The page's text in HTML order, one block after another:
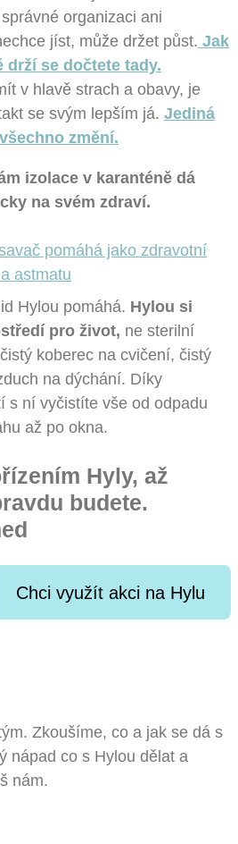
organizaci ani
jíst, může držet půst. Jak
drží se dočtete tady.
v hlavě strach a obavy, je
se svým lepším já. Jediná
změní.
izolace v karanténě dá
na svém zdraví.
Hylou pomáhá. Hylou si
pro život, ne sterilní
koberec na cvičení, čistý
na dýchání. Díky
s ní vyčistíte vše od odpadu
až po okna.
Hyly, až
budete.
Chci využít akci na Hylu
Zkoušíme, co a jak se dá s
nápad co s Hylou dělat a
nám.